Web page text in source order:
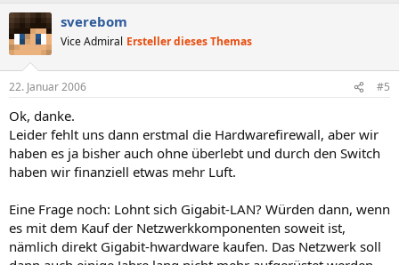
sverebom
Vice Admiral Ersteller dieses Themas
22. Januar 2006 #5
Ok, danke.
Leider fehlt uns dann erstmal die Hardwarefirewall, aber wir
haben es ja bisher auch ohne überlebt und durch den Switch
haben wir finanziell etwas mehr Luft.
Eine Frage noch: Lohnt sich Gigabit-LAN? Würden dann, wenn
es mit dem Kauf der Netzwerkkomponenten soweit ist,
nämlich direkt Gigabit-hwardware kaufen. Das Netzwerk soll